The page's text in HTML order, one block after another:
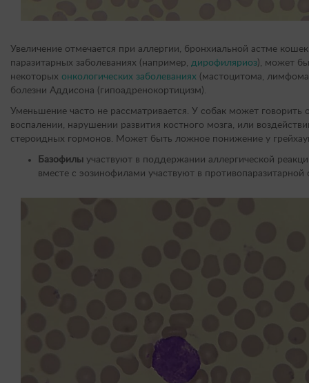
Увеличение отмечается при аллергии, бронхиальной астме
паразитарных заболеваниях (например, дирофиляриоз), может
некоторых онкологических заболеваниях (мастоцитома,
болезни Аддисона (гипоадренокортицизм).
Уменьшение часто не рассматривается. У собак может говорить
воспалении, нарушении развития костного мозга, или
стероидных гормонов. Может быть ложное понижение у
Базофилы участвуют в поддержании аллергической
вместе с эозинофилами участвуют в противопаразитарной